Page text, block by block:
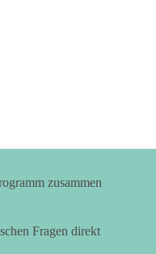
zusammen
Fragen direkt